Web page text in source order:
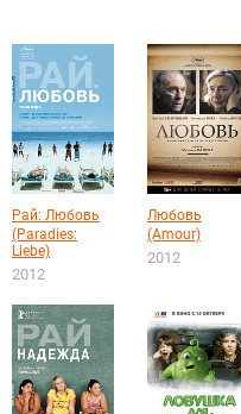
Рай: Любовь
(Paradies:
Liebe)
2012
Любовь
(Amour)
2012